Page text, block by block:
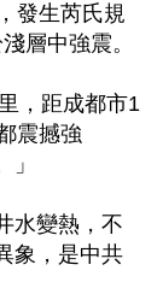
發生芮氏規
層中強震。
，距成都市1
震撼強
水變熱，不
象，是中共